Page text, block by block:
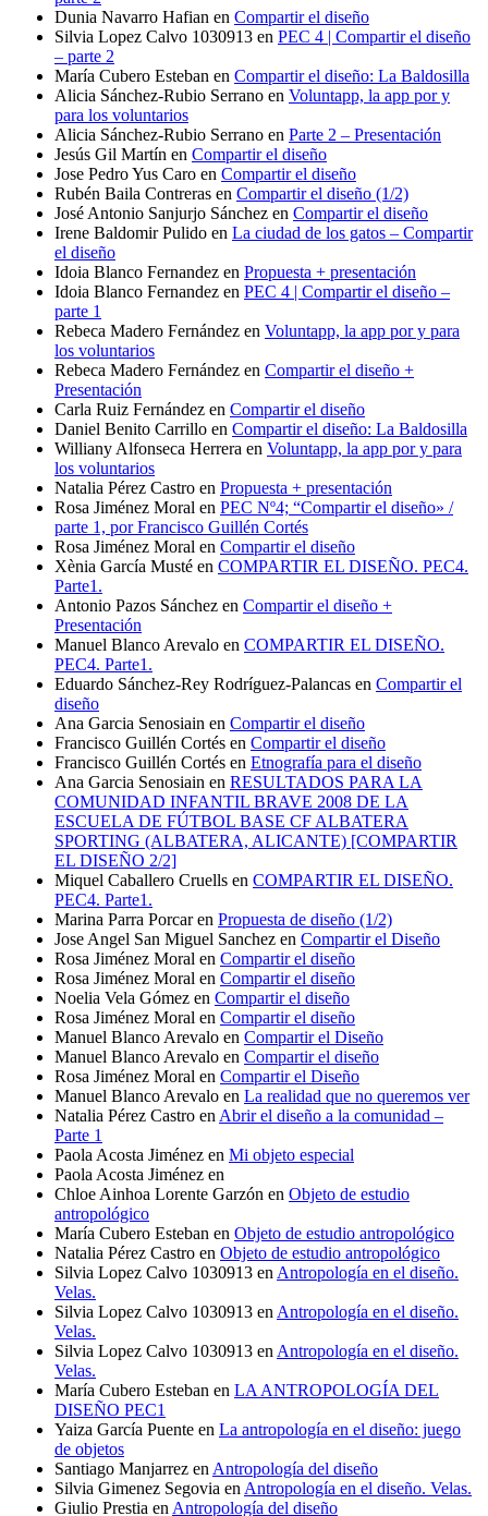
Dunia Navarro Hafian en Compartir el diseño
Silvia Lopez Calvo 1030913 en PEC 4 | Compartir el diseño
– parte 2
María Cubero Esteban en Compartir el diseño: La Baldosilla
Alicia Sánchez-Rubio Serrano en Voluntapp, la app por y
para los voluntarios
Alicia Sánchez-Rubio Serrano en Parte 2 – Presentación
Jesús Gil Martín en Compartir el diseño
Jose Pedro Yus Caro en Compartir el diseño
Rubén Baila Contreras en Compartir el diseño (1/2)
José Antonio Sanjurjo Sánchez en Compartir el diseño
Irene Baldomir Pulido en La ciudad de los gatos – Compartir
el diseño
Idoia Blanco Fernandez en Propuesta + presentación
Idoia Blanco Fernandez en PEC 4 | Compartir el diseño –
parte 1
Rebeca Madero Fernández en Voluntapp, la app por y para
los voluntarios
Rebeca Madero Fernández en Compartir el diseño +
Presentación
Carla Ruiz Fernández en Compartir el diseño
Daniel Benito Carrillo en Compartir el diseño: La Baldosilla
Williany Alfonseca Herrera en Voluntapp, la app por y para
los voluntarios
Natalia Pérez Castro en Propuesta + presentación
Rosa Jiménez Moral en PEC Nº4; “Compartir el diseño» /
parte 1, por Francisco Guillén Cortés
Rosa Jiménez Moral en Compartir el diseño
Xènia García Musté en COMPARTIR EL DISEÑO. PEC4.
Parte1.
Antonio Pazos Sánchez en Compartir el diseño +
Presentación
Manuel Blanco Arevalo en COMPARTIR EL DISEÑO.
PEC4. Parte1.
Eduardo Sánchez-Rey Rodríguez-Palancas en Compartir el
diseño
Ana Garcia Senosiain en Compartir el diseño
Francisco Guillén Cortés en Compartir el diseño
Francisco Guillén Cortés en Etnografía para el diseño
Ana Garcia Senosiain en RESULTADOS PARA LA
COMUNIDAD INFANTIL BRAVE 2008 DE LA
ESCUELA DE FÚTBOL BASE CF ALBATERA
SPORTING (ALBATERA, ALICANTE) [COMPARTIR
EL DISEÑO 2/2]
Miquel Caballero Cruells en COMPARTIR EL DISEÑO.
PEC4. Parte1.
Marina Parra Porcaren Propuesta de diseño (1/2)
Jose Angel San Miguel Sanchez en Compartir el Diseño
Rosa Jiménez Moral en Compartir el diseño
Rosa Jiménez Moral en Compartir el diseño
Noelia Vela Gómez en Compartir el diseño
Rosa Jiménez Moral en Compartir el diseño
Manuel Blanco Arevalo en Compartir el Diseño
Manuel Blanco Arevalo en Compartir el diseño
Rosa Jiménez Moral en Compartir el Diseño
Manuel Blanco Arevalo en La realidad que no queremos ver
Natalia Pérez Castro en Abrir el diseño a la comunidad –
Parte 1
Paola Acosta Jiménez en Mi objeto especial
Paola Acosta Jiménez en
Chloe Ainhoa Lorente Garzón en Objeto de estudio
antropológico
María Cubero Esteban en Objeto de estudio antropológico
Natalia Pérez Castro en Objeto de estudio antropológico
Silvia Lopez Calvo 1030913 en Antropología en el diseño.
Velas.
Silvia Lopez Calvo 1030913 en Antropología en el diseño.
Velas.
Silvia Lopez Calvo 1030913 en Antropología en el diseño.
Velas.
María Cubero Esteban en LA ANTROPOLOGÍA DEL
DISEÑO PEC1
Yaiza García Puente en La antropología en el diseño: juego
de objetos
Santiago Manjarrez en Antropología del diseño
Silvia Gimenez Segovia en Antropología en el diseño. Velas.
Giulio Prestia en Antropología del diseño